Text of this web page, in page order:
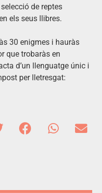
de reptes
els seus llibres.
30 enigmes i hauràs
que trobaràs en
d’un llenguatge únic i
per lletresgat: